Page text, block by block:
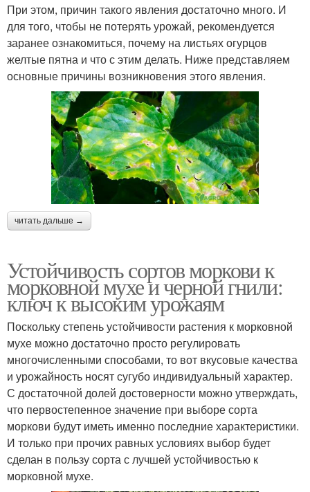
При этом, причин такого явления достаточно много. И
для того, чтобы не потерять урожай, рекомендуется
заранее ознакомиться, почему на листьях огурцов
желтые пятна и что с этим делать. Ниже представляем
основные причины возникновения этого явления.
читать дальше →
Устойчивость сортов моркови к
морковной мухе и черной гнили:
ключ к высоким урожаям
Поскольку степень устойчивости растения к морковной
мухе можно достаточно просто регулировать
многочисленными способами, то вот вкусовые качества
и урожайность носят сугубо индивидуальный характер.
С достаточной долей достоверности можно утверждать,
что первостепенное значение при выборе сорта
моркови будут иметь именно последние характеристики.
И только при прочих равных условиях выбор будет
сделан в пользу сорта с лучшей устойчивостью к
морковной мухе.